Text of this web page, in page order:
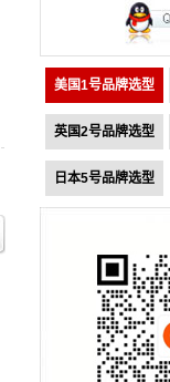
美国1号品牌选型
英国2号品牌选型
日本5号品牌选型